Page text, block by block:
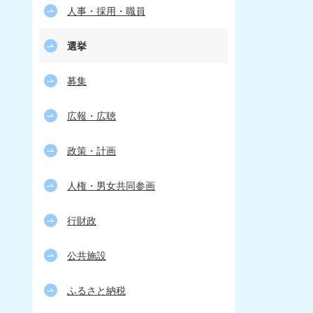
人事・採用・職員
選挙
募集
広報・広聴
政策・計画
人権・男女共同参画
行財政
公共施設
ふるさと納税